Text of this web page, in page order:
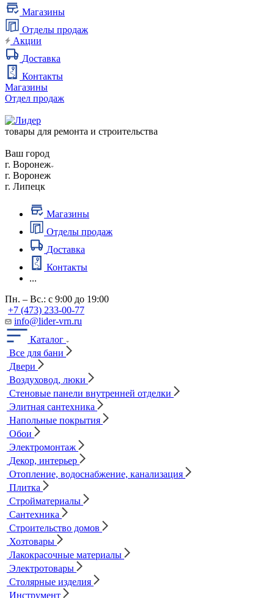
Магазины
Отделы продаж
Акции
Доставка
Контакты
Магазины
Отдел продаж
товары для ремонта и строительства
Ваш город
г. Воронеж
г. Воронеж
г. Липецк
Магазины
Отделы продаж
Доставка
Контакты
...
Пн. – Вс.: с 9:00 до 19:00
+7 (473) 233-00-77
info@lider-vrn.ru
Каталог
Все для бани
Двери
Воздуховод, люки
Стеновые панели внутренней отделки
Элитная сантехника
Напольные покрытия
Обои
Электромонтаж
Декор, интерьер
Отопление, водоснабжение, канализация
Плитка
Стройматериалы
Сантехника
Строительство домов
Хозтовары
Лакокрасочные материалы
Электротовары
Столярные изделия
Инструмент